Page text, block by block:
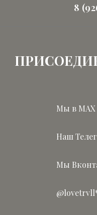
8
Мы в MAX
Наш
Мы